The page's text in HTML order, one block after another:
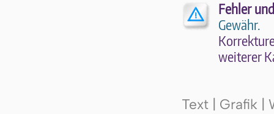
Fehler
Gewähr.
wei­te­rer
Text | Grafik |